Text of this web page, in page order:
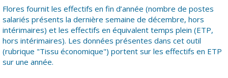
Flores fournit les effectifs en fin d’année (nombre de postes
salariés présents la dernière semaine de décembre, hors
intérimaires) et les effectifs en équivalent temps plein (ETP,
hors intérimaires). Les données présentes dans cet outil
(rubrique "Tissu économique") portent sur les effectifs en ETP
sur une année.